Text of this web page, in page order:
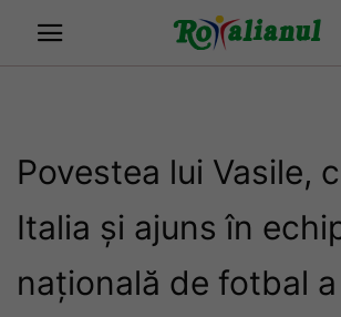
Povestea lui Vasile,
Italia și ajuns în
națională de fotbal a